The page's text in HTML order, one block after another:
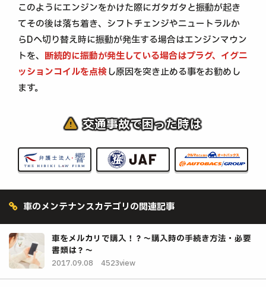
このようにエンジンをかけた際にガタガタと振動が起き
てその後は落ち着き、シフトチェンジやニュートラルか
らDへ切り替え時に振動が発生する場合はエンジンマウン
トを、 断続的に振動が発生している場合はプラグ、イグニ
ッションコイルを点検し原因を突き止める事をお勧めし
ます。
交通事故で困った時は
車のメンテナンスカテゴリの関連記事
車をメルカリで購入！？～購入時の手続き方法・必要
書類は？～
2017.09.08 4523view